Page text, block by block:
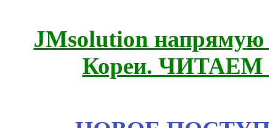
JMsolution
Кореи.